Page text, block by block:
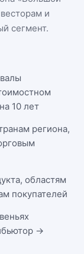
и
сегмент.
10 лет
региона,
областям
покупателей
→